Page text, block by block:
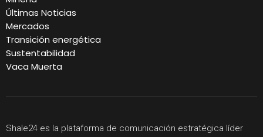
Últimas Noticias
Mercados
Transición energética
Sustentabilidad
Vaca Muerta
Shale24 es la plataforma de comunicación estratégica líder